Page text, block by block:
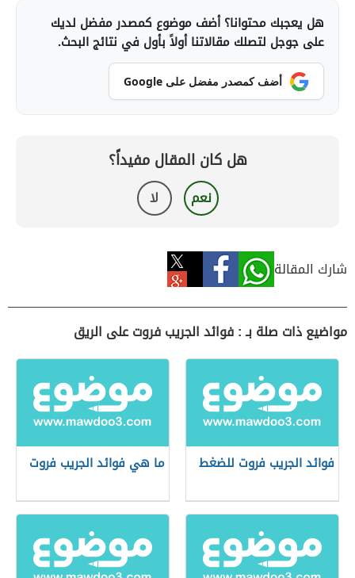
هل يعجبك محتوانا؟ أضف موضوع كمصدر مفضل لديك
على جوجل لتصلك مقالاتنا أولاً بأول في نتائج البحث.
أضف كمصدر مفضل على Google
هل كان المقال مفيداً؟
نعم لا
شارك المقالة
مواضيع ذات صلة بـ : فوائد الجريب فروت على الريق
فوائد الجريب فروت للضغط ما هي فوائد الجريب فروت